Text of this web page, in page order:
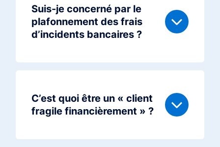
Suis-je concerné par le
plafonnement des frais
d’incidents bancaires ?
C’est quoi être un « client
fragile financièrement » ?